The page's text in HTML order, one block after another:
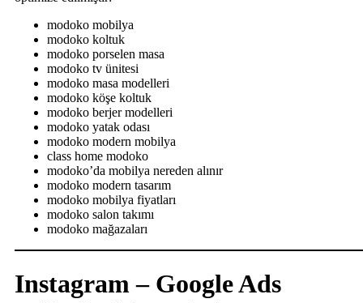
modoko mobilya
modoko koltuk
modoko porselen masa
modoko tv ünitesi
modoko masa modelleri
modoko köşe koltuk
modoko berjer modelleri
modoko yatak odası
modoko modern mobilya
class home modoko
modoko’da mobilya nereden alınır
modoko modern tasarım
modoko mobilya fiyatları
modoko salon takımı
modoko mağazaları
Instagram – Google Ads